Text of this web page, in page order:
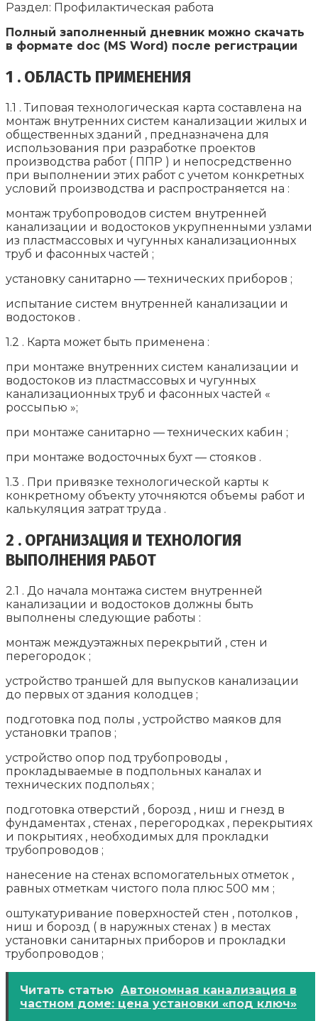
Раздел: Профилактическая работа
Полный заполненный дневник можно скачать
в формате doc (MS Word) после регистрации
1 . ОБЛАСТЬ ПРИМЕНЕНИЯ
1.1 . Типовая технологическая карта составлена на
монтаж внутренних систем канализации жилых и
общественных зданий , предназначена для
использования при разработке проектов
производства работ ( ППР ) и непосредственно
при выполнении этих работ с учетом конкретных
условий производства и распространяется на :
монтаж трубопроводов систем внутренней
канализации и водостоков укрупненными узлами
из пластмассовых и чугунных канализационных
труб и фасонных частей ;
установку санитарно — технических приборов ;
испытание систем внутренней канализации и
водостоков .
1.2 . Карта может быть применена :
при монтаже внутренних систем канализации и
водостоков из пластмассовых и чугунных
канализационных труб и фасонных частей «
россыпью »;
при монтаже санитарно — технических кабин ;
при монтаже водосточных бухт — стояков .
1.3 . При привязке технологической карты к
конкретному объекту уточняются объемы работ и
калькуляция затрат труда .
2 . ОРГАНИЗАЦИЯ И ТЕХНОЛОГИЯ
ВЫПОЛНЕНИЯ РАБОТ
2.1 . До начала монтажа систем внутренней
канализации и водостоков должны быть
выполнены следующие работы :
монтаж междуэтажных перекрытий , стен и
перегородок ;
устройство траншей для выпусков канализации
до первых от здания колодцев ;
подготовка под полы , устройство маяков для
установки трапов ;
устройство опор под трубопроводы ,
прокладываемые в подпольных каналах и
технических подпольях ;
подготовка отверстий , борозд , ниш и гнезд в
фундаментах , стенах , перегородках , перекрытиях
и покрытиях , необходимых для прокладки
трубопроводов ;
нанесение на стенах вспомогательных отметок ,
равных отметкам чистого пола плюс 500 мм ;
оштукатуривание поверхностей стен , потолков ,
ниш и борозд ( в наружных стенах ) в местах
установки санитарных приборов и прокладки
трубопроводов ;
Читать статью Автономная канализация в
частном доме: цена установки «под ключ»